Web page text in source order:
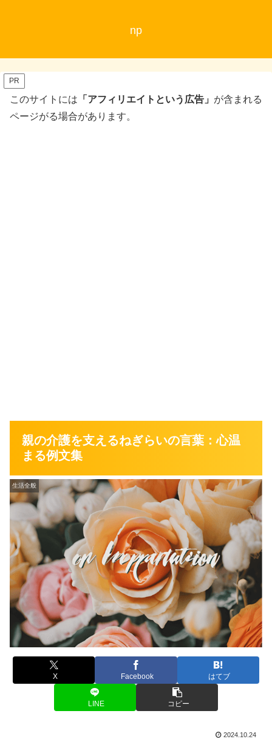
np
PR
このサイトには 「アフィリエイトという広告」 が含まれる
ページがる場合があります。
親の介護を支えるねぎらいの言葉：心温
まる例文集
生活全般
X Facebook はてブ
LINE コピー
2024.10.24